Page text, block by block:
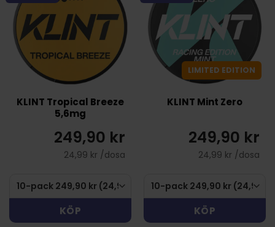
KLINT Tropical Breeze
5,6mg
249,90 kr
24,99 kr /dosa
KÖP
LIMITED EDITION
KLINT Mint Zero
249,90 kr
24,99 kr /dosa
KÖP